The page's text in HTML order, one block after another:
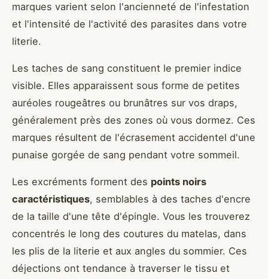
marques varient selon l'ancienneté de l'infestation
et l'intensité de l'activité des parasites dans votre
literie.
Les taches de sang constituent le premier indice
visible. Elles apparaissent sous forme de petites
auréoles rougeâtres ou brunâtres sur vos draps,
généralement près des zones où vous dormez. Ces
marques résultent de l'écrasement accidentel d'une
punaise gorgée de sang pendant votre sommeil.
Les excréments forment des points noirs
caractéristiques, semblables à des taches d'encre
de la taille d'une tête d'épingle. Vous les trouverez
concentrés le long des coutures du matelas, dans
les plis de la literie et aux angles du sommier. Ces
déjections ont tendance à traverser le tissu et